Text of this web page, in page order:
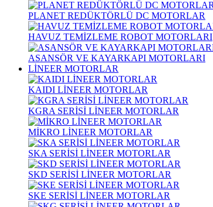
PLANET REDÜKTÖRLÜ DC MOTORLAR
HAVUZ TEMİZLEME ROBOT MOTORLARI
ASANSÖR VE KAYARKAPI MOTORLARI
LİNEER MOTORLAR
KAIDI LİNEER MOTORLAR
KGRA SERİSİ LİNEER MOTORLAR
MİKRO LİNEER MOTORLAR
SKA SERİSİ LİNEER MOTORLAR
SKD SERİSİ LİNEER MOTORLAR
SKE SERİSİ LİNEER MOTORLAR